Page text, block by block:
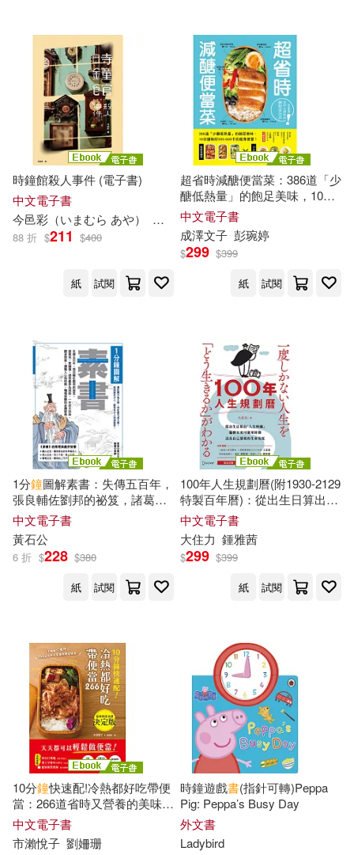
時鐘館殺人事件 (電子書)
中文電子書
今邑彩（いまむら あや）
李惠芬
88 折 $211 $400
紙 試閱
超省時減醣便當菜：386道「少
醣低熱量」的飽足美味，10分
鐘做出500~600卡的瘦身便當
(電子書)
中文電子書
成澤文子 彭琬婷
$299 $399
紙
試閱
1分鐘圖解素書：失傳五百年，
張良輔佐劉邦的祕笈，諸葛
亮、曾國藩、胡雪巖奉為指
南，一本逆天改命、翻身致
富、讀懂人心與時勢、職場致
勝的必讀經典 (電子書)
中文電子書
黃石公
6 折 $228 $380
紙
試閱
100年人生規劃曆(附1930-2129
特製百年曆)：從出生日算出
「人生時鐘」，編排未來可運
用時間，活出自己想要的生命
亮度 (電子書)
中文電子書
大住力 鍾雅茜
$299 $399
紙
試閱
10分鐘快速配!冷熱都好吃帶便
當：266道省時又營養的美味便
當提案，天天都能輕鬆帶便當!
(電子書)
中文電子書
市瀨悅子 劉姍珊
時鐘遊戲書(指針可轉)Peppa
Pig: Peppa’s Busy Day
外文書
Ladybird